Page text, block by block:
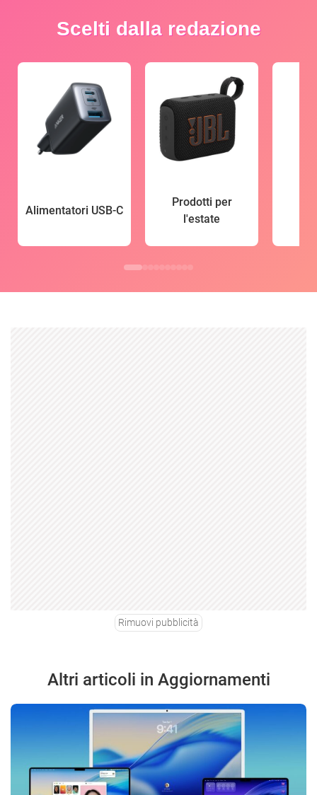
Scelti dalla redazione
Alimentatori USB-C
Prodotti per
l'estate
Rimuovi pubblicità
Altri articoli in Aggiornamenti